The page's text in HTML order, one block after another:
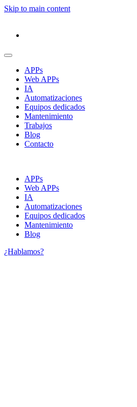
Skip to main content
APPs
Web APPs
IA
Automatizaciones
Equipos dedicados
Mantenimiento
Trabajos
Blog
Contacto
APPs
Web APPs
IA
Automatizaciones
Equipos dedicados
Mantenimiento
Blog
¿Hablamos?